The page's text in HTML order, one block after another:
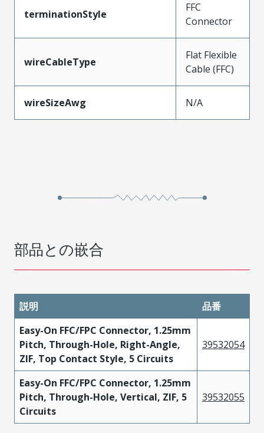
terminationStyle
FFC
Connector
wireCableType
Flat Flexible
Cable (FFC)
wireSizeAwg N/A
部品との嵌合
説明
品番
Easy-On FFC/FPC Connector, 1.25mm
Pitch, Through-Hole, Right-Angle,
ZIF, Top Contact Style, 5 Circuits
39532054
Easy-On FFC/FPC Connector, 1.25mm
Pitch, Through-Hole, Vertical, ZIF, 5
Circuits
39532055